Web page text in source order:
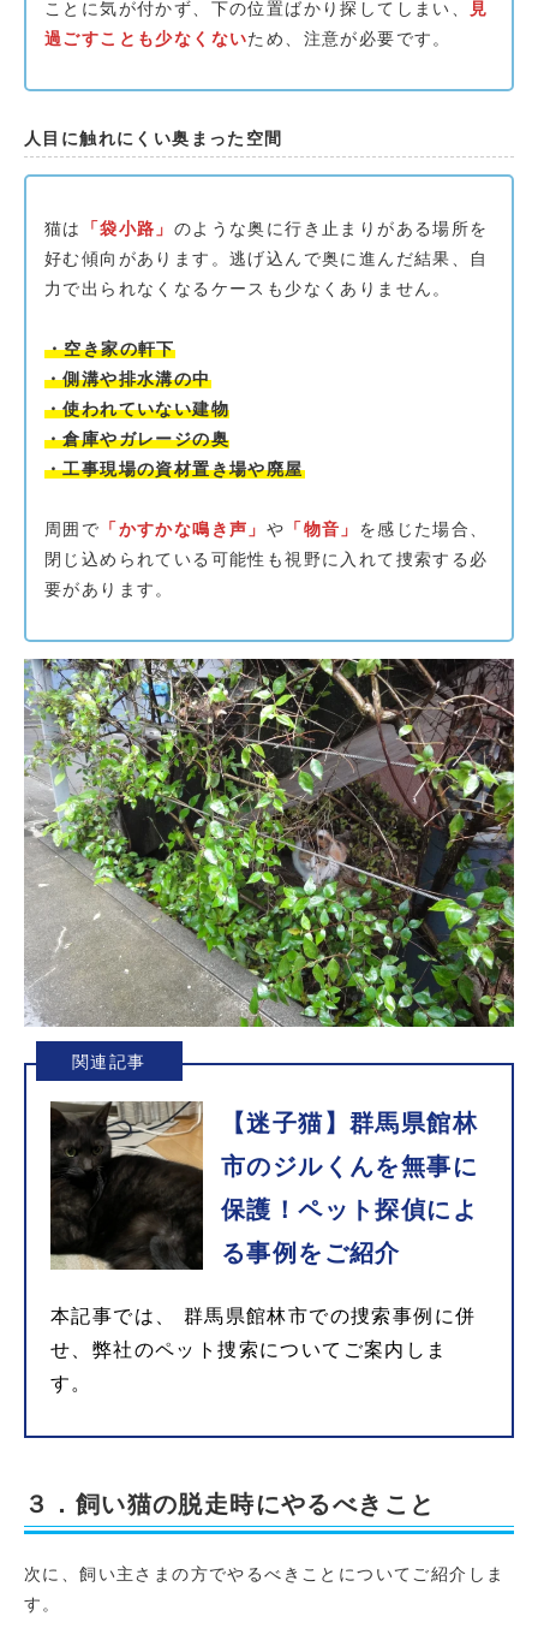
ことに気が付かず、下の位置ばかり探してしまい、
見
過ごすことも少なくないため、注意が必要です。
人目に触れにくい奥まった空間
猫は 「袋小路」 のような奥に行き止まりがある場所を
好む傾向があります。逃げ込んで奥に進んだ結果、自
力で出られなくなるケースも少なくありません。
・空き家の軒下
・側溝や排水溝の中
・使われていない建物
・倉庫やガレージの奥
・工事現場の資材置き場や廃屋
周囲で 「かすかな鳴き声」 や 「物音」 を感じた場合、
閉じ込められている可能性も視野に入れて捜索する必
要があります。
関連記事
【迷子猫】群馬県館林
市のジルくんを無事に
保護！ペット探偵によ
る事例をご紹介
本記事では、 群馬県館林市での捜索事例に併
せ、弊社のペット捜索についてご案内しま
す。
３．飼い猫の脱走時にやるべきこと
次に、飼い主さまの方でやるべきことについてご紹介しま
す。